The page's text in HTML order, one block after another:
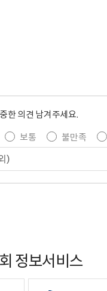
한 의견 남겨주세요.
보통 불만족
정보서비스